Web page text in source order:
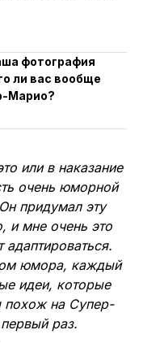
фотография
ли вас вообще
Марио?
или в наказание
очень юморной
придумал эту
и мне очень это
адаптироваться.
юмора, каждый
идеи, которые
похож на Супер-
раз.